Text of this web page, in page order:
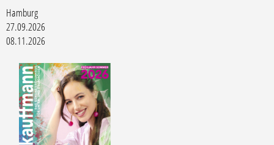
Hamburg
27.09.2026
08.11.2026